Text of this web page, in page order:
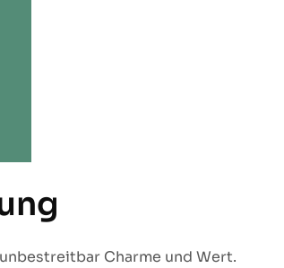
Charme und Wert.